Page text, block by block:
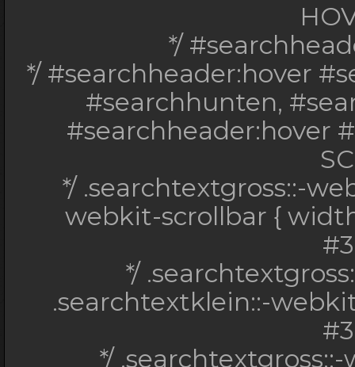
*/ .searchimg {
0px
*/
*/
*/
*/
*/ #searchheader:hover
#searchhunten,
#searchheader:hover
*/ .searchtextgross::-
webkit-scrollbar {
*/
.searchtextklein::-
*/